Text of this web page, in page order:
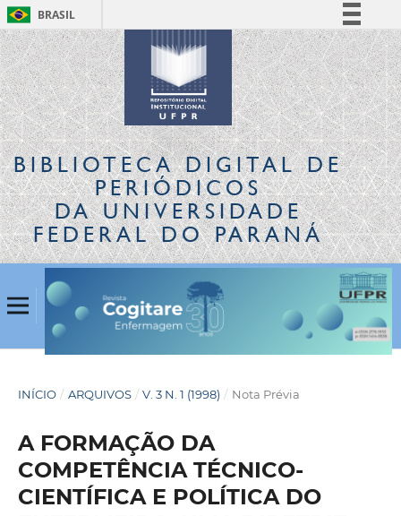
BRASIL
Simplifique!
Comunica BR
Participe
Acesso à informação
Legislação
Canais
BIBLIOTECA DIGITALDE
PERIÓDICOS
DA UNIVERSIDADE
FEDERAL DO PARANÁ
INÍCIO / ARQUIVOS / V. 3 N. 1 (1998) / Nota Prévia
A FORMAÇÃO DA
COMPETÊNCIA TÉCNICO-
CIENTÍFICA E POLÍTICA DO